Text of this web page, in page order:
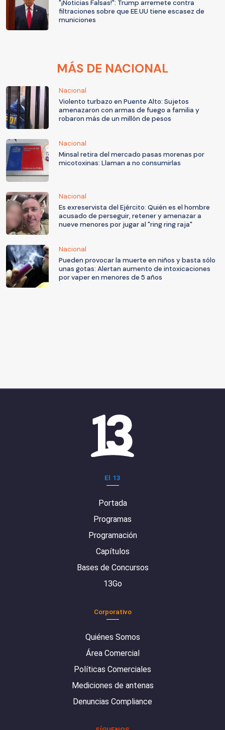
"¡Noticias Falsas!": Trump arremete contra
filtraciones sobre que EE.UU tiene escasez de
municiones
MÁS DE NACIONAL
Nacional
Violento turbazo en Puente Alto: Sujetos
amenazaron con armas de fuego a familia y
robaron más de un millón de pesos
Nacional
Minsal retira del mercado pasas morenas por
micotoxinas: Llaman a no consumirlas
Nacional
Es exreservista del Ejército: Quién es el hombre
acusado de perseguir, retener y amenazar a
nueve menores por jugar al "ring ring raja"
Nacional
Pueden provocar la muerte en niños y basta sólo
unas gotas: Alertan aumento de intoxicaciones
por vaper en menores de 5 años
El 13
Portada
Programas
Programación
Capítulos
Bases de Concursos
13Go
Corporativo
Quiénes Somos
Área Comercial
Políticas Comerciales
Mediciones de antenas
Denuncias Compliance